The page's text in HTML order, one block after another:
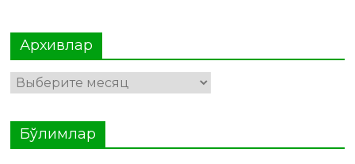
Архивлар
Архивлар
Бўлимлар